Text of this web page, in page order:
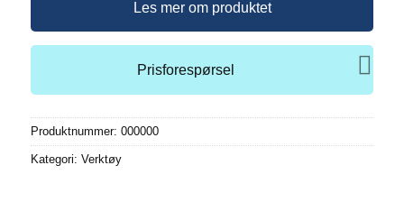
Les mer om produktet
Prisforespørsel
Produktnummer: 000000
Kategori: Verktøy